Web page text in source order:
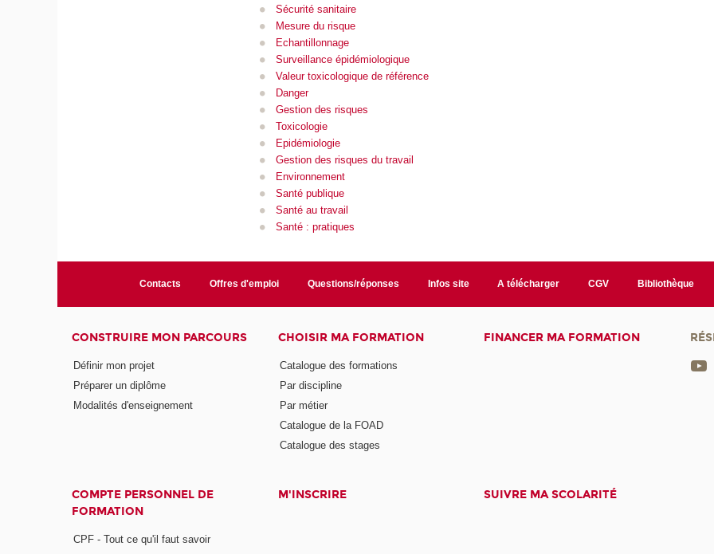
Sécurité sanitaire
Mesure du risque
Echantillonnage
Surveillance épidémiologique
Valeur toxicologique de référence
Danger
Gestion des risques
Toxicologie
Epidémiologie
Gestion des risques du travail
Environnement
Santé publique
Santé au travail
Santé : pratiques
Contacts Offres d'emploi Questions/réponses Infos site A télécharger CGV Bibliothèque
CONSTRUIRE MON PARCOURS
Définir mon projet
Préparer un diplôme
Modalités d'enseignement
CHOISIR MA FORMATION
Catalogue des formations
Par discipline
Par métier
Catalogue de la FOAD
Catalogue des stages
FINANCER MA FORMATION
COMPTE PERSONNEL DE
FORMATION
CPF - Tout ce qu'il faut savoir
M'INSCRIRE SUIVRE MA SCOLARITÉ